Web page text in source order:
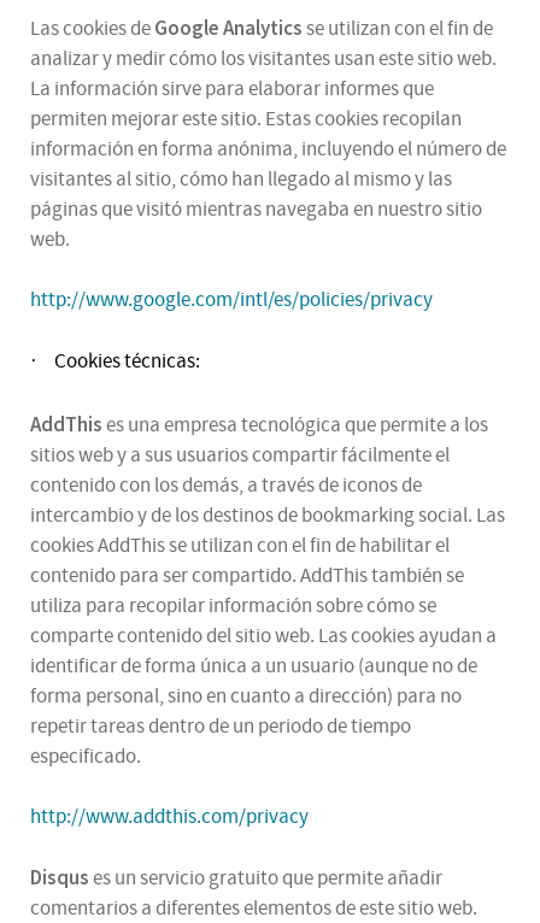
Las cookies deGoogle Analyticsse utilizan con el fin de
analizar y medir cómo los visitantes usan este sitio web.
La información sirve para elaborar informes que
permiten mejorar este sitio. Estas cookies recopilan
información en forma anónima, incluyendo el número de
visitantes al sitio, cómo han llegado al mismo y las
páginas que visitó mientras navegaba en nuestro sitio
web.
http://www.google.com/intl/es/policies/privacy
· Cookies técnicas:
AddThises una empresa tecnológica que permite a los
sitios web y a sus usuarios compartir fácilmente el
contenido con los demás, a través de iconos de
intercambio y de los destinos de bookmarking social. Las
cookies AddThis se utilizan con el fin de habilitar el
contenido para ser compartido. AddThis también se
utiliza para recopilar información sobre cómo se
comparte contenido del sitio web. Las cookies ayudan a
identificar de forma única a un usuario (aunque no de
forma personal, sino en cuanto a dirección) para no
repetir tareas dentro de un periodo de tiempo
especificado.
http://www.addthis.com/privacy
Disquses un servicio gratuito que permite añadir
comentarios a diferentes elementos de este sitio web.